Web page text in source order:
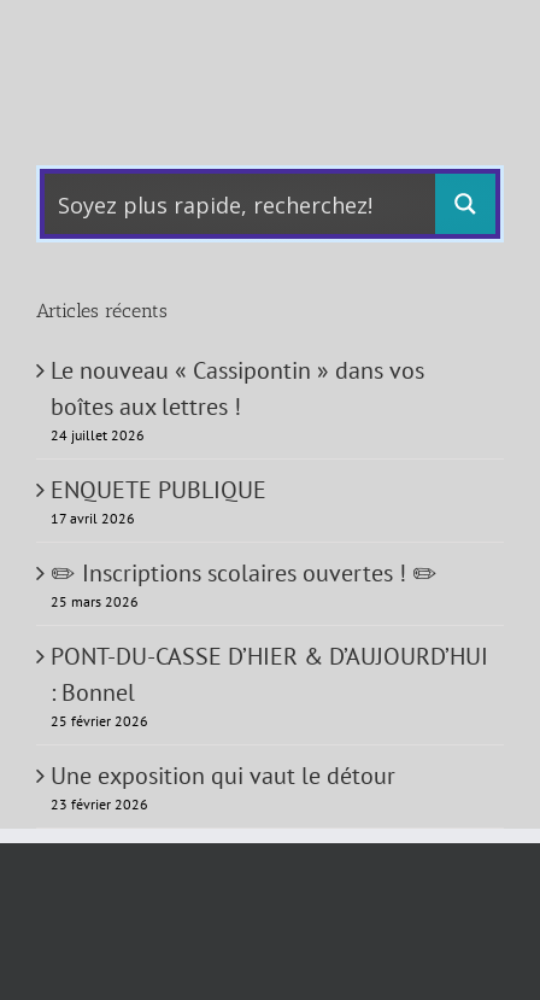
Articles récents
Le nouveau « Cassipontin » dans vos
boîtes aux lettres !
24 juillet 2026
ENQUETE PUBLIQUE
17 avril 2026
✏️ Inscriptions scolaires ouvertes ! ✏️
25 mars 2026
PONT-DU-CASSE D’HIER & D’AUJOURD’HUI
: Bonnel
25 février 2026
Une exposition qui vaut le détour
23 février 2026